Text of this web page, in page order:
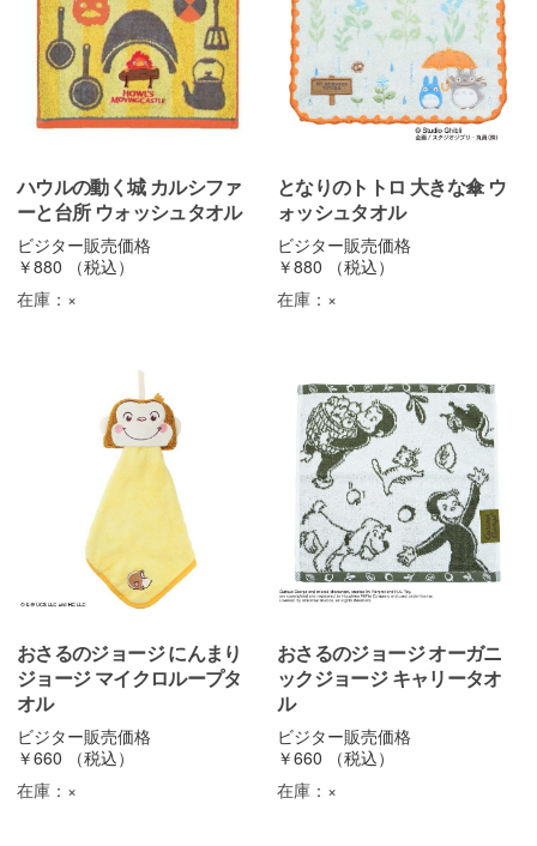
ハウルの動く城 カルシファ
ーと台所 ウォッシュタオル
ビジター販売価格
￥880
（税込）
在庫： ×
となりのトトロ 大きな傘 ウ
ォッシュタオル
ビジター販売価格
￥880
（税込）
在庫： ×
おさるのジョージ にんまり
ジョージ マイクロループタ
オル
ビジター販売価格
￥660
（税込）
在庫： ×
おさるのジョージ オーガニ
ックジョージ キャリータオ
ル
ビジター販売価格
￥660
（税込）
在庫： ×